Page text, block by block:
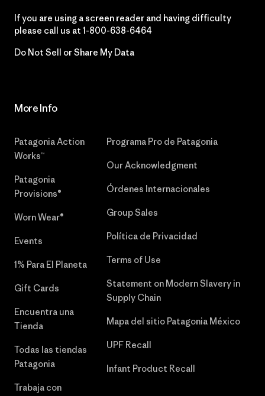
If you are using a screen reader and having difficulty
please call us at 1-800-638-6464
Do Not Sell or Share My Data
More Info
Patagonia Action
Works™
Patagonia
Provisions®
Worn Wear®
Events
1% Para El Planeta
Gift Cards
Encuentra una
Tienda
Todas las tiendas
Patagonia
Trabaja con
Programa Pro de Patagonia
Our Acknowledgment
Órdenes Internacionales
Group Sales
Política de Privacidad
Terms of Use
Statement on Modern Slavery in
Supply Chain
Mapa del sitio Patagonia México
UPF Recall
Infant Product Recall